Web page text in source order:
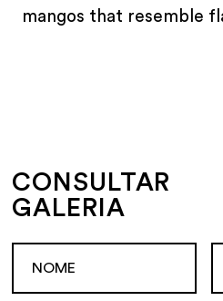
mangos that resemble
CONSULTAR
GALERIA